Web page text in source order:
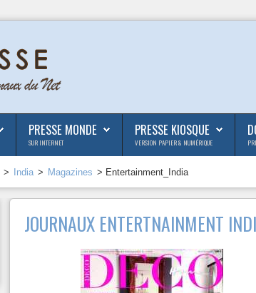
PRESSE MONDE
SUR INTERNET
PRESSE KIOSQUE
VERSION PAPIER & NUMÉRIQUE
> India > Magazines > Entertainment_India
JOURNAUX ENTERTNAINMENT